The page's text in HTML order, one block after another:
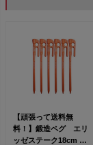
【頑張って送料無
料！】鍛造ペグ エリ
ッゼステーク18cm 限